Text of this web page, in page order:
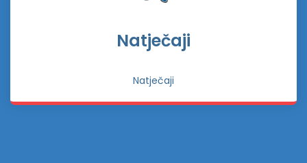
Natječaji
Natječaji